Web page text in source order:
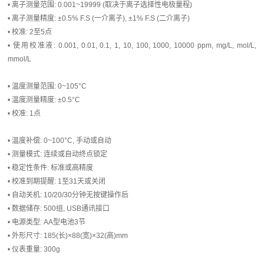
• 离子测量范围: 0.001~19999 (取决于离子选择性电极量程)
• 离子测量精度: ±0.5% F.S (一介离子), ±1% F.S (二介离子)
• 校准: 2至5点
• 使用校准液: 0.001, 0.01, 0.1, 1, 10, 100, 1000, 10000 ppm, mg/L, mol/L,
mmol/L
• 温度测量范围: 0~105°C
• 温度测量精度: ±0.5°C
• 校准: 1点
• 温度补偿: 0~100°C, 手动或自动
• 测量模式: 连续或自动终点锁定
• 稳定性条件: 标准或高精度
• 校准到期提醒: 1至31天或关闭
• 自动关机: 10/20/30分钟无按键操作后
• 数据储存: 500组, USB通讯接口
• 电源类型: AA型电池3节
• 外形尺寸: 185(长)×88(宽)×32(高)mm
• 仪表重量: 300g